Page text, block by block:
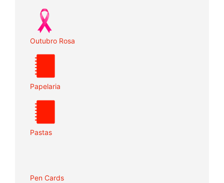
Outubro Rosa
Papelaria
Pastas
Pen Cards